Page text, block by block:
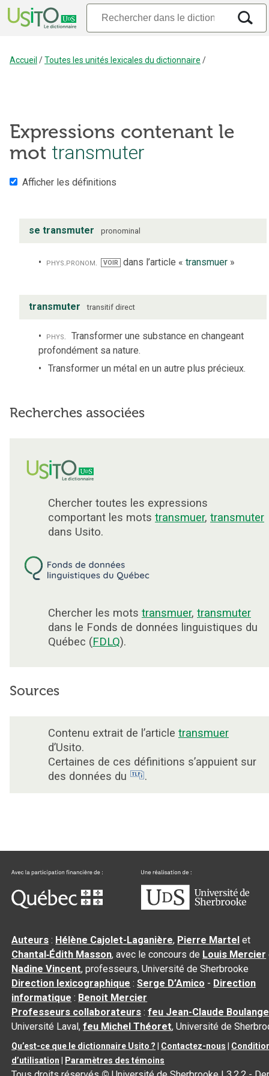
Accueil /Toutes les unités lexicales du dictionnaire /
Expressions contenant le
mot transmuter
Afficher les définitions
se transmuter pronominal
phys.pronom. VOIR dans l’article « transmuer»
transmuter transitif direct
phys. Transformer une substance en changeant
profondément sa nature.
Transformer un métal en un autre plus précieux.
Recherches associées
Chercher toutes les expressions
comportant les mots transmuer, transmuter
dans Usito.
Chercher les mots transmuer, transmuter
dans le Fonds de données linguistiques du
Québec (FDLQ).
Sources
Contenu extrait de l’article transmuer
d’Usito.
Certaines de ces définitions s’appuient sur
des données du
.
Auteurs : Hélène Cajolet-Laganière, Pierre Martel et
Chantal‑Édith Masson, avec le concours de Louis Mercier
Nadine Vincent, professeurs, Université de Sherbrooke
Direction lexicographique :Serge D’Amico - Direction
informatique : Benoit Mercier
Professeurs collaborateurs :feu Jean-Claude
Université Laval,feu Michel Théoret, Université de
Qu’est-ce que le dictionnaire Usito ? Contactez-nous
d’utilisation
Paramètres des témoins